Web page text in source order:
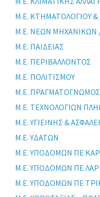
Μ.Ε. ΚΤΗΜΑΤΟΛΟΓΙΟΥ
Μ.Ε. ΝΕΩΝ ΜΗΧΑΝΙΚΩΝ
Μ.Ε. ΠΑΙΔΕΙΑΣ
Μ.Ε. ΠΕΡΙΒΑΛΛΟΝΤΟΣ
Μ.Ε. ΠΟΛΙΤΙΣΜΟΥ
Μ.Ε.
Μ.Ε. ΤΕΧΝΟΛΟΓΙΩΝ
Μ.Ε. ΥΓΙΕΙΝΗΣ &
Μ.Ε. ΥΔΑΤΩΝ
Μ.Ε. ΥΠΟΔΟΜΩΝ ΠΕ
Μ.Ε. ΥΠΟΔΟΜΩΝ ΠΕ
Μ.Ε. ΥΠΟΔΟΜΩΝ ΠΕ